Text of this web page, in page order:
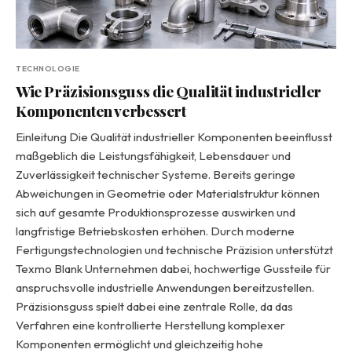
TECHNOLOGIE
Wie Präzisionsguss die Qualität industrieller
Komponenten verbessert
Einleitung Die Qualität industrieller Komponenten beeinflusst
maßgeblich die Leistungsfähigkeit, Lebensdauer und
Zuverlässigkeit technischer Systeme. Bereits geringe
Abweichungen in Geometrie oder Materialstruktur können
sich auf gesamte Produktionsprozesse auswirken und
langfristige Betriebskosten erhöhen. Durch moderne
Fertigungstechnologien und technische Präzision unterstützt
Texmo Blank Unternehmen dabei, hochwertige Gussteile für
anspruchsvolle industrielle Anwendungen bereitzustellen.
Präzisionsguss spielt dabei eine zentrale Rolle, da das
Verfahren eine kontrollierte Herstellung komplexer
Komponenten ermöglicht und gleichzeitig hohe